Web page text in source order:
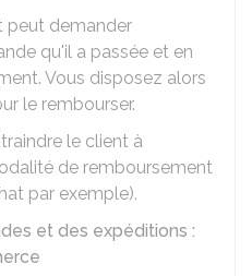
peut demander
qu'il a passée et en
Vous disposez alors
le rembourser.
le client à
de remboursement
par exemple).
et des expéditions :